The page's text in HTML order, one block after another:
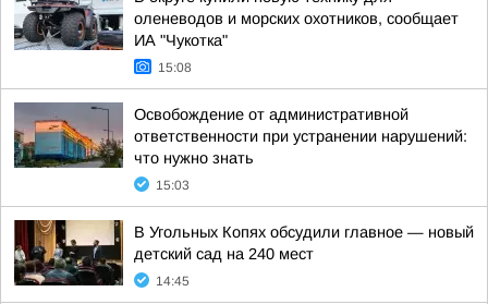
оленеводов и морских охотников, сообщает
ИА "Чукотка"
15:08
Освобождение от административной
ответственности при устранении нарушений:
что нужно знать
15:03
В Угольных Копях обсудили главное — новый
детский сад на 240 мест
14:45